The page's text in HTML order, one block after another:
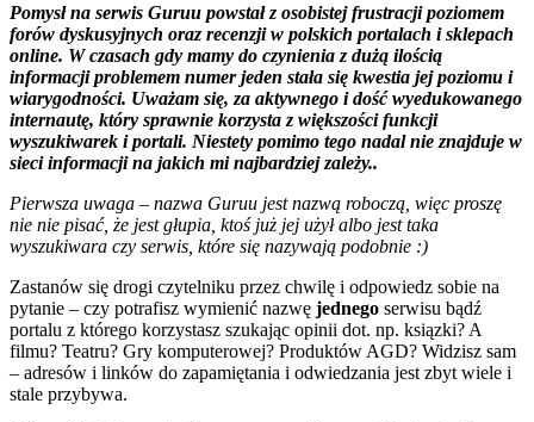
Pomysł na serwis Guruu powstał z osobistej frustracji poziomem
forów dyskusyjnych oraz recenzji w polskich portalach i sklepach
online. W czasach gdy mamy do czynienia z dużą ilością
informacji problemem numer jeden stała się kwestia jej poziomu i
wiarygodności. Uważam się, za aktywnego i dość wyedukowanego
internautę, który sprawnie korzysta z większości funkcji
wyszukiwarek i portali. Niestety pomimo tego nadal nie znajduje w
sieci informacji na jakich mi najbardziej zależy..
Pierwsza uwaga – nazwa Guruu jest nazwą roboczą, więc proszę
nie nie pisać, że jest głupia, ktoś już jej użył albo jest taka
wyszukiwara czy serwis, które się nazywają podobnie :)
Zastanów się drogi czytelniku przez chwilę i odpowiedz sobie na
pytanie – czy potrafisz wymienić nazwę jednego serwisu bądź
portalu z którego korzystasz szukając opinii dot. np. ksiązki? A
filmu? Teatru? Gry komputerowej? Produktów AGD? Widzisz sam
– adresów i linków do zapamiętania i odwiedzania jest zbyt wiele i
stale przybywa.